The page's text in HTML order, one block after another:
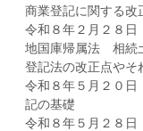
商業登記に関する改
令和８年２月２８
地国庫帰属法 相続
登記法の改正点やそ
令和８年５月２０
記の基礎
令和８年５月２８